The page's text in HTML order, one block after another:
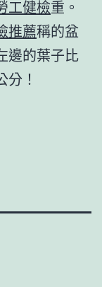
工健檢重。
推薦稱的盆
邊的葉子比
分！